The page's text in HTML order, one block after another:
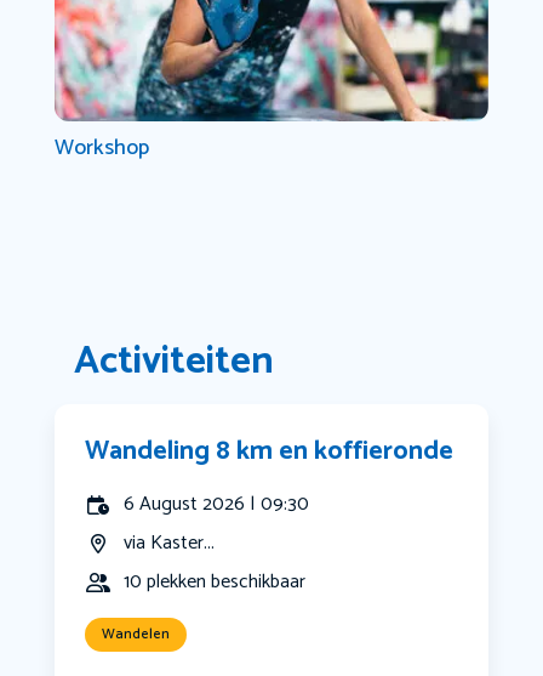
Workshop
Activiteiten
Wandeling 8 km en koffieronde
6 August 2026 | 09:30
via Kaster...
10 plekken beschikbaar
Wandelen